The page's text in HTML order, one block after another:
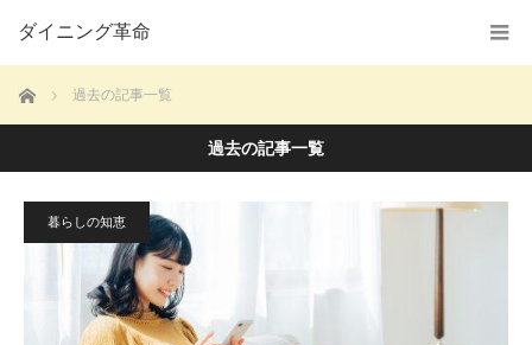
ダイニング革命
ホーム 過去の記事一覧
過去の記事一覧
暮らしの知恵